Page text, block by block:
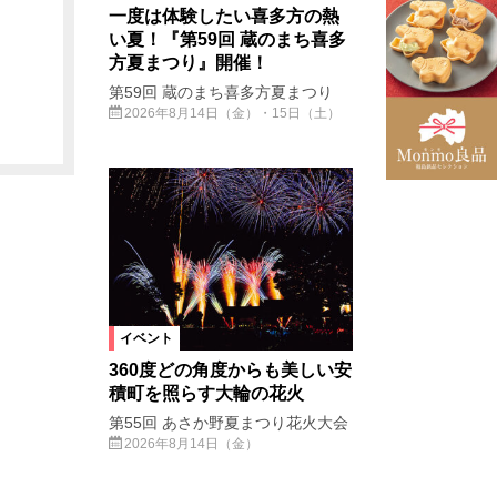
一度は体験したい喜多方の熱
い夏！『第59回 蔵のまち喜多
方夏まつり』開催！
第59回 蔵のまち喜多方夏まつり
2026年8月14日（金）・15日（土）
イベント
360度どの角度からも美しい安
積町を照らす大輪の花火
第55回 あさか野夏まつり花火大会
2026年8月14日（金）